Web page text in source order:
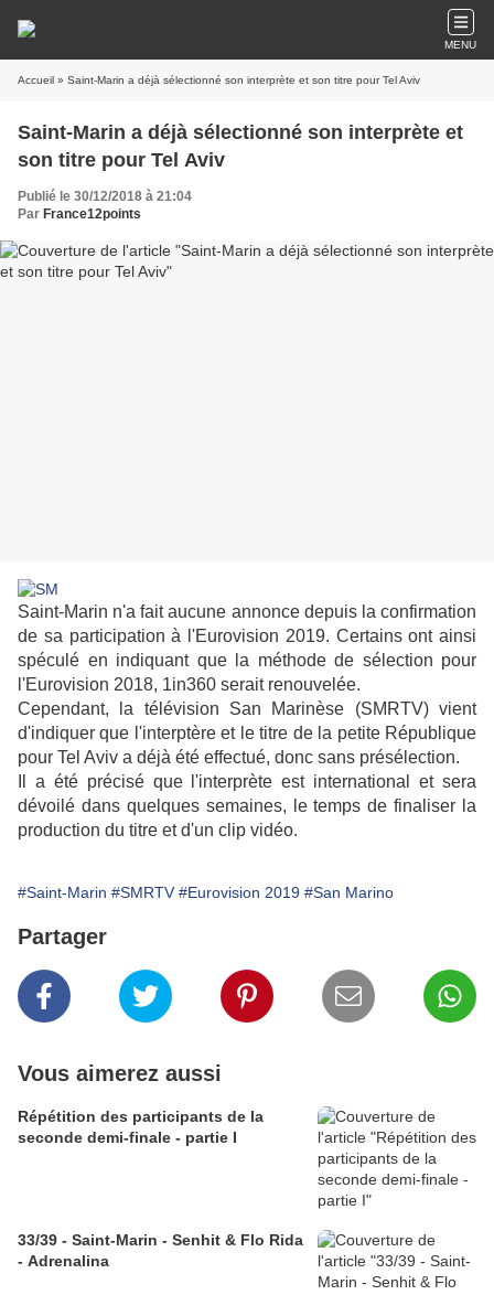
MENU
Accueil » Saint-Marin a déjà sélectionné son interprète et son titre pour Tel Aviv
Saint-Marin a déjà sélectionné son interprète et
son titre pour Tel Aviv
Publié le 30/12/2018 à 21:04
Par France12points
Saint-Marin n'a fait aucune annonce depuis la confirmation
de sa participation à l'Eurovision 2019. Certains ont ainsi
spéculé en indiquant que la méthode de sélection pour
l'Eurovision 2018, 1in360 serait renouvelée.
Cependant, la télévision San Marinèse (SMRTV) vient
d'indiquer que l'interptère et le titre de la petite République
pour Tel Aviv a déjà été effectué, donc sans présélection.
Il a été précisé que l'interprète est international et sera
dévoilé dans quelques semaines, le temps de finaliser la
production du titre et d'un clip vidéo.
#Saint-Marin #SMRTV #Eurovision 2019 #San Marino
Partager
Vous aimerez aussi
Répétition des participants de la
seconde demi-finale - partie I
33/39 - Saint-Marin - Senhit & Flo Rida
- Adrenalina